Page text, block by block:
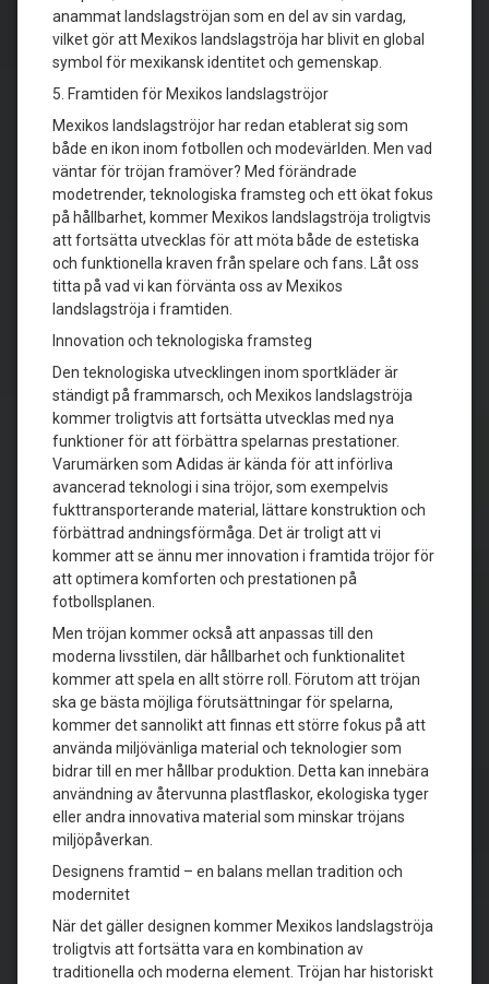
anammat landslagströjan som en del av sin vardag,
vilket gör att Mexikos landslagströja har blivit en global
symbol för mexikansk identitet och gemenskap.
5. Framtiden för Mexikos landslagströjor
Mexikos landslagströjor har redan etablerat sig som
både en ikon inom fotbollen och modevärlden. Men vad
väntar för tröjan framöver? Med förändrade
modetrender, teknologiska framsteg och ett ökat fokus
på hållbarhet, kommer Mexikos landslagströja troligtvis
att fortsätta utvecklas för att möta både de estetiska
och funktionella kraven från spelare och fans. Låt oss
titta på vad vi kan förvänta oss av Mexikos
landslagströja i framtiden.
Innovation och teknologiska framsteg
Den teknologiska utvecklingen inom sportkläder är
ständigt på frammarsch, och Mexikos landslagströja
kommer troligtvis att fortsätta utvecklas med nya
funktioner för att förbättra spelarnas prestationer.
Varumärken som Adidas är kända för att införliva
avancerad teknologi i sina tröjor, som exempelvis
fukttransporterande material, lättare konstruktion och
förbättrad andningsförmåga. Det är troligt att vi
kommer att se ännu mer innovation i framtida tröjor för
att optimera komforten och prestationen på
fotbollsplanen.
Men tröjan kommer också att anpassas till den
moderna livsstilen, där hållbarhet och funktionalitet
kommer att spela en allt större roll. Förutom att tröjan
ska ge bästa möjliga förutsättningar för spelarna,
kommer det sannolikt att finnas ett större fokus på att
använda miljövänliga material och teknologier som
bidrar till en mer hållbar produktion. Detta kan innebära
användning av återvunna plastflaskor, ekologiska tyger
eller andra innovativa material som minskar tröjans
miljöpåverkan.
Designens framtid – en balans mellan tradition och
modernitet
När det gäller designen kommer Mexikos landslagströja
troligtvis att fortsätta vara en kombination av
traditionella och moderna element. Tröjan har historiskt